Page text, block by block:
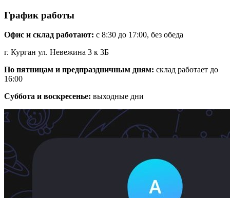
График работы
Офис и склад работают: с 8:30 до 17:00, без обеда
г. Курган ул. Невежина 3 к 3Б
По пятницам и предпраздничным дням: склад работает до
16:00
Суббота и воскресенье: выходные дни